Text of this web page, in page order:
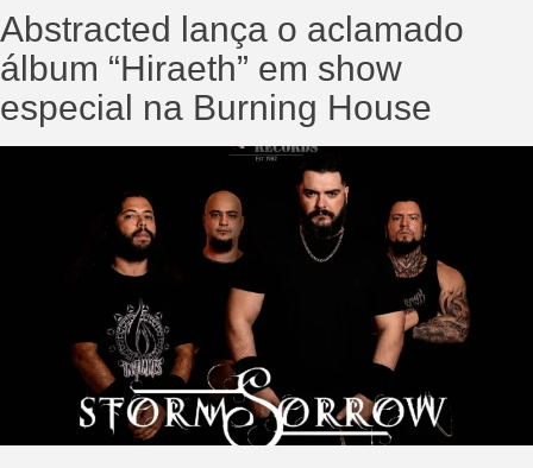
Abstracted lança o aclamado
álbum “Hiraeth” em show
especial na Burning House